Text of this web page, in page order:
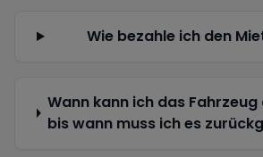
Wie bezahle ich den
Wann kann ich das
bis wann muss ich es